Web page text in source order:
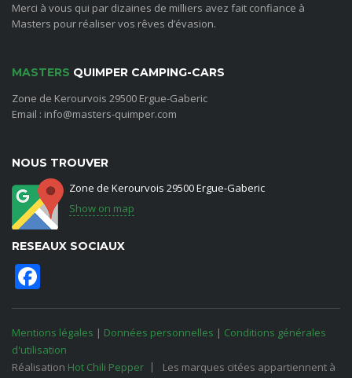
Merci à vous qui par dizaines de milliers avez fait confiance à
Masters pour réaliser vos rêves d’évasion.
MASTERS QUIMPER CAMPING-CARS
Zone de Kerourvois 29500 Ergue-Gaberic
Email : info@masters-quimper.com
NOUS TROUVER
Zone de Kerourvois 29500 Ergue-Gaberic
Show on map
RESEAUX SOCIAUX
Mentions légales | Données personnelles | Conditions générales
d'utilisation
Réalisation Hot Chili Pepper
Les marques citées appartiennent à